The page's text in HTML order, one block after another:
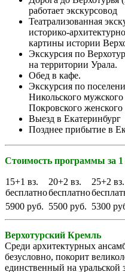
работает экскурсовод
Театрализованная
историко-
картины истории
Экскурсия по
на территории Урала.
Обед в кафе.
Экскурсия по
Никольского
Покровского
Выезд в Екатеринбург
Позднее прибытие в
Стоимость программы за 1
15+1 вз.
бесплатно
20+2 вз.
бесплатно
25+2 вз.
5900 руб. 5500 руб. 5300
Верхотурский Кремль
Среди архитектурных
безусловно, покорит
единственный на